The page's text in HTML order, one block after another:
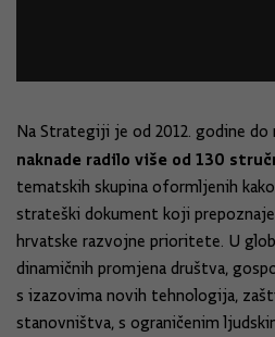
Na Strategiji je od 2012. godine do
naknade radilo više od 130
tematskih skupina oformljenih
strateški dokument koji
hrvatske razvojne prioritete. U
dinamičnih promjena društva,
s izazovima novih tehnologija,
stanovništva, s ograničenim